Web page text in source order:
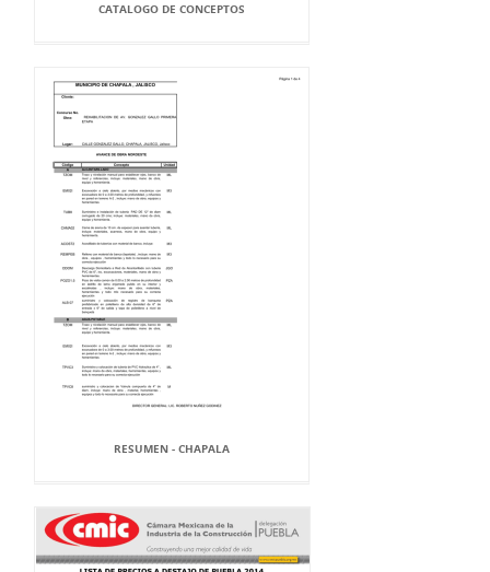
CATALOGO DE CONCEPTOS
RESUMEN - CHAPALA